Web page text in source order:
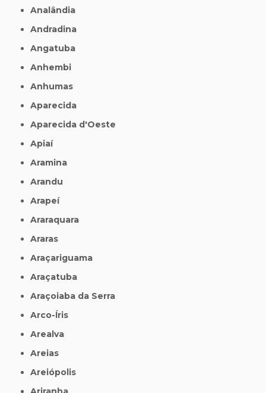
Analândia
Andradina
Angatuba
Anhembi
Anhumas
Aparecida
Aparecida d'Oeste
Apiaí
Aramina
Arandu
Arapeí
Araraquara
Araras
Araçariguama
Araçatuba
Araçoiaba da Serra
Arco-Íris
Arealva
Areias
Areiópolis